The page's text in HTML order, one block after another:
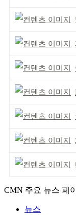
CMN 주요 뉴스 페
뉴스